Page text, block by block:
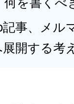
事、メル
開する考